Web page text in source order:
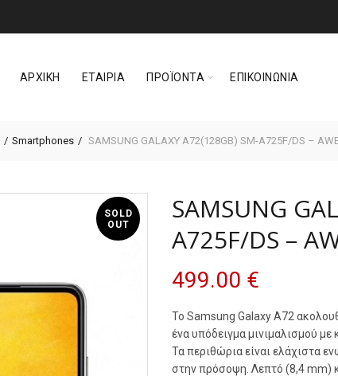
ΑΡΧΙΚΗ ΕΤΑΙΡΙΑ ΠΡΟΪΟΝΤΑ ΕΠΙΚΟΙΝΩΝΙΑ
Smartphones SAMSUNG GALAXY A72(128GB) SM-A725F/DS –
SOLD
OUT
SAMSUNG
A725F/DS –
499.00 €
Το Samsung Galaxy A72
ένα υπόδειγμα μινιμαλισμού
Τα περιθώρια είναι ελάχιστα
στην πρόσοψη. Λεπτό (8,4 mm)